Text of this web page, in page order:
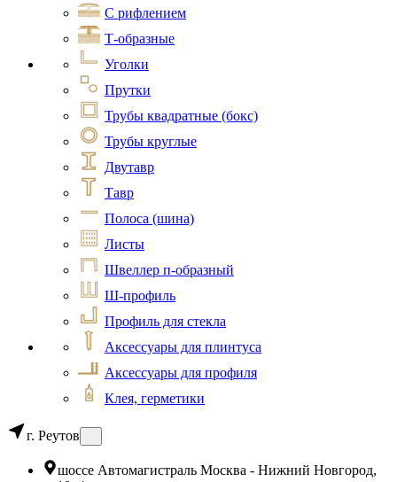
С рифлением
Т-образные
Уголки
Прутки
Трубы квадратные (бокс)
Трубы круглые
Двутавр
Тавр
Полоса (шина)
Листы
Швеллер п-образный
Ш-профиль
Профиль для стекла
Аксессуары для плинтуса
Аксессуары для профиля
Клея, герметики
г. Реутов
шоссе Автомагистраль Москва - Нижний Новгород,